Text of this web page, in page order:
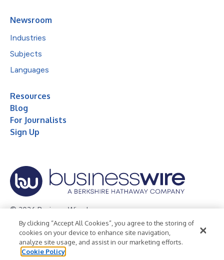
Newsroom
Industries
Subjects
Languages
Resources
Blog
For Journalists
Sign Up
© 2026 Business Wire, Inc.
Privacy Policy Cookie Policy
Accessibility Statement
Terms of Use
Legal
By clicking “Accept All Cookies”, you agree to the storing of
cookies on your device to enhance site navigation,
analyze site usage, and assist in our marketing efforts.
Cookie Policy